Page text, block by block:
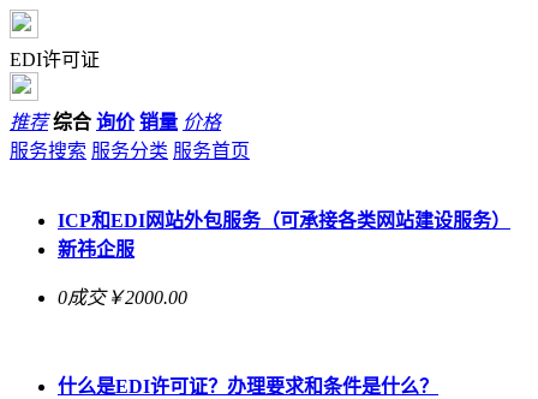
EDI许可证
推荐 综合 询价 销量 价格
服务搜索 服务分类 服务首页
ICP和EDI网站外包服务（可承接各类网站建设服务）
新祎企服
0成交￥2000.00
什么是EDI许可证？办理要求和条件是什么？